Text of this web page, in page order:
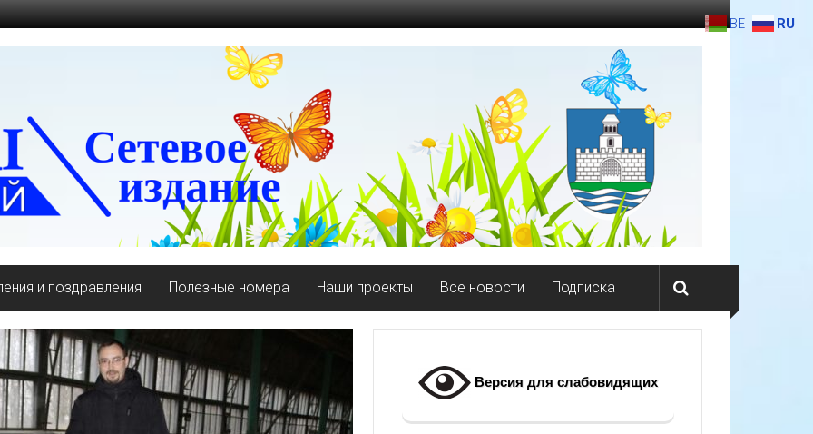
и поздравления Полезные номера Наши проекты Все новости Подписка
Версия для слабовидящих
BE RU